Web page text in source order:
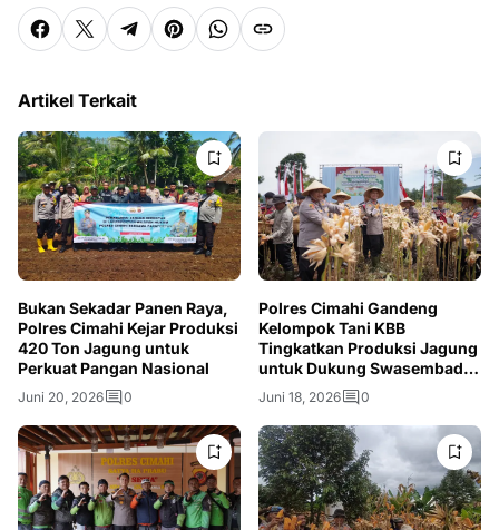
Artikel Terkait
Bukan Sekadar Panen Raya,
Polres Cimahi Kejar Produksi
420 Ton Jagung untuk
Perkuat Pangan Nasional
Juni 20, 2026 0
Polres Cimahi Gandeng
Kelompok Tani KBB
Tingkatkan Produksi Jagung
untuk Dukung Swasembada
Pangan
Juni 18, 2026 0